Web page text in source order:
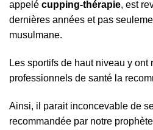
appelé cupping-thérapie, est
dernières années et pas
musulmane.
Les sportifs de haut niveau y ont
professionnels de santé la
Ainsi, il parait inconcevable de
recommandée par notre